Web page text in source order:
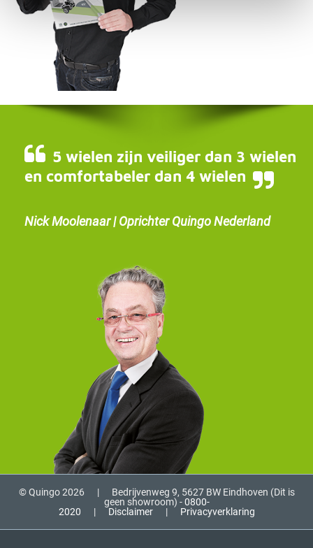
5 wielen zijn veiliger dan 3 wielen
en comfortabeler dan 4 wielen
Nick Moolenaar | Oprichter Quingo Nederland
© Quingo 2026 |
Bedrijvenweg 9, 5627 BW Eindhoven (Dit is
geen showroom) -0800-
2020
| Disclaimer | Privacyverklaring